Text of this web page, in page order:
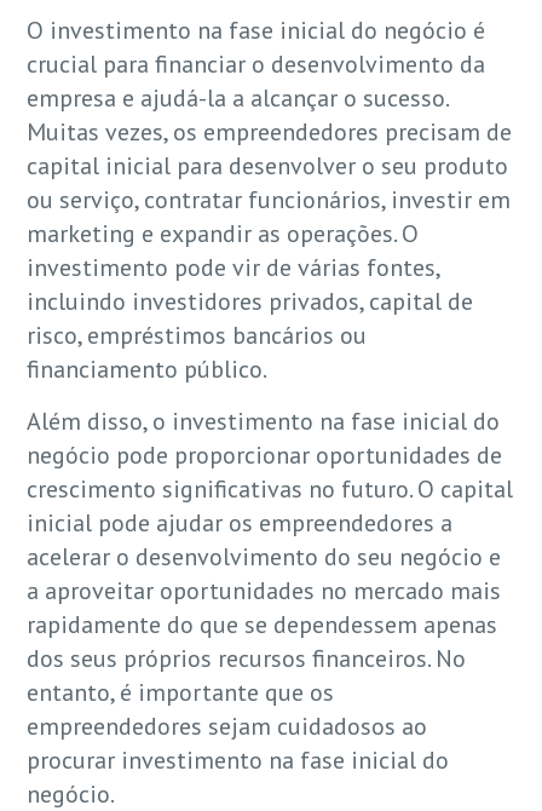
O investimento na fase inicial do negócio é
crucial para financiar o desenvolvimento da
empresa e ajudá-la a alcançar o sucesso.
Muitas vezes, os empreendedores precisam de
capital inicial para desenvolver o seu produto
ou serviço, contratar funcionários, investir em
marketing e expandir as operações. O
investimento pode vir de várias fontes,
incluindo investidores privados, capital de
risco, empréstimos bancários ou
financiamento público.
Além disso, o investimento na fase inicial do
negócio pode proporcionar oportunidades de
crescimento significativas no futuro. O capital
inicial pode ajudar os empreendedores a
acelerar o desenvolvimento do seu negócio e
a aproveitar oportunidades no mercado mais
rapidamente do que se dependessem apenas
dos seus próprios recursos financeiros. No
entanto, é importante que os
empreendedores sejam cuidadosos ao
procurar investimento na fase inicial do
negócio.